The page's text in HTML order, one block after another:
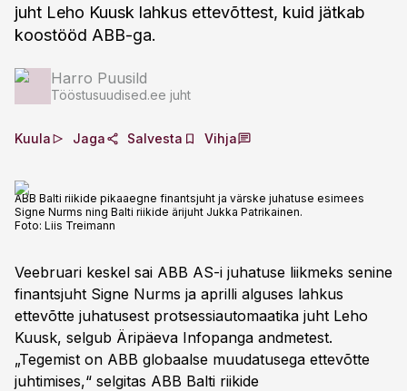
juht Leho Kuusk lahkus ettevõttest, kuid jätkab
koostööd ABB-ga.
Harro Puusild
Tööstusuudised.ee juht
Kuula Jaga Salvesta Vihja
ABB Balti riikide pikaaegne finantsjuht ja värske juhatuse esimees
Signe Nurms ning Balti riikide ärijuht Jukka Patrikainen.
Foto: Liis Treimann
Veebruari keskel sai ABB AS-i juhatuse liikmeks senine
finantsjuht Signe Nurms ja aprilli alguses lahkus
ettevõtte juhatusest protsessiautomaatika juht Leho
Kuusk, selgub Äripäeva Infopanga andmetest.
„Tegemist on ABB globaalse muudatusega ettevõtte
juhtimises,“ selgitas ABB Balti riikide